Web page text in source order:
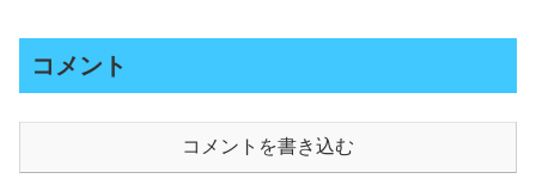
コメント
コメントを書き込む